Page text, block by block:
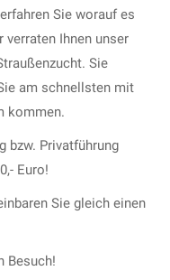
Sie worauf es
verraten Ihnen unser
Sie
am schnellsten mit
kommen.
bzw. Privatführung
Euro!
Sie gleich einen
Besuch!